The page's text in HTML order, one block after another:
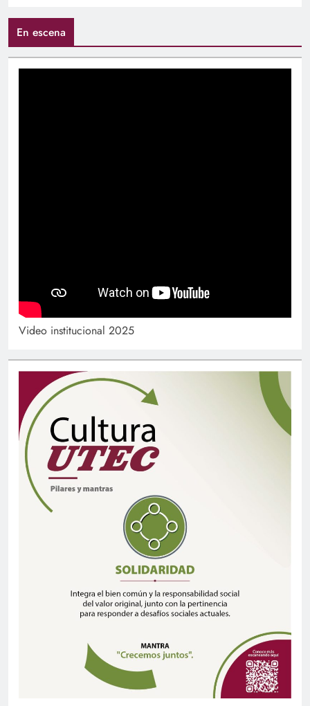
En escena
Video institucional 2025